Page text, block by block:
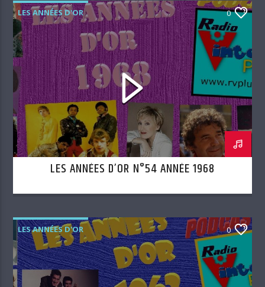
LES ANNÉES D'OR 0
LES ANNÉES D’OR N°54 ANNÉE 1968
LES ANNÉES D'OR 0